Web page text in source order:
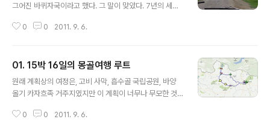
그어진 바퀴자국이라고 했다. 그 말이 맞았다. 7년의 세월
과 중심도로의 꽤 많은 부분이 공사중인 모습. 대다수 국도
지프들이 지나가면 길이 된다. 차량이 많이 다니는 구간은
포장준비중인 곳이 있어서 가끔씩 넓은 자갈길을 달리기도
했다. 길 중, 예전에 우리가 신작로라 불렀던 것 같은 너른
저 멀리 게르들이 띄엄띄엄 보이고 부근에는 수많은 야크
0 0 2011. 9. 6.
01. 15박 16일의 몽골여행 루트
원래 계획상의 여정은, 고비 사막, 흡수골 국립공원, 바양
올기 카자흐족 거주지였지만 이 계획이 너무나 무모한 것
선 원거리 이동을 할 땐 비행기를 이용해야 하는데, 외국인
0 0 2011. 9. 6.